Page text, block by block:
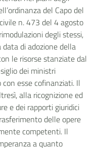
del Capo del
n. 473 del 4 agosto
degli stessi,
di adozione della
le risorse stanziate dal
dei ministri
esse cofinanziati. Il
alla ricognizione ed
e dei rapporti giuridici
delle opere
competenti. Il
a quanto